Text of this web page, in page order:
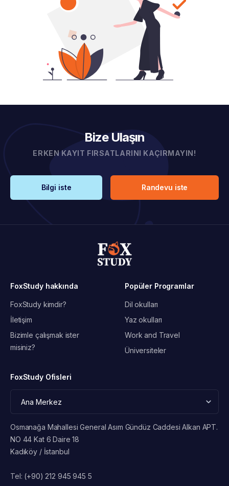
Bize Ulaşın
ERKEN KAYIT FIRSATLARINI KAÇIRMAYIN!
Bilgi iste Randevu iste
FoxStudy hakkında
FoxStudy kimdir?
İletişim
Bizimle çalışmak ister
misiniz?
Popüler Programlar
Dil okulları
Yaz okulları
Work and Travel
Üniversiteler
FoxStudy Ofisleri
Osmanağa Mahallesi General Asım Gündüz Caddesi Alkan APT.
NO 44 Kat 6 Daire 18
Kadıköy / İstanbul
Tel: (+90) 212 945 945 5